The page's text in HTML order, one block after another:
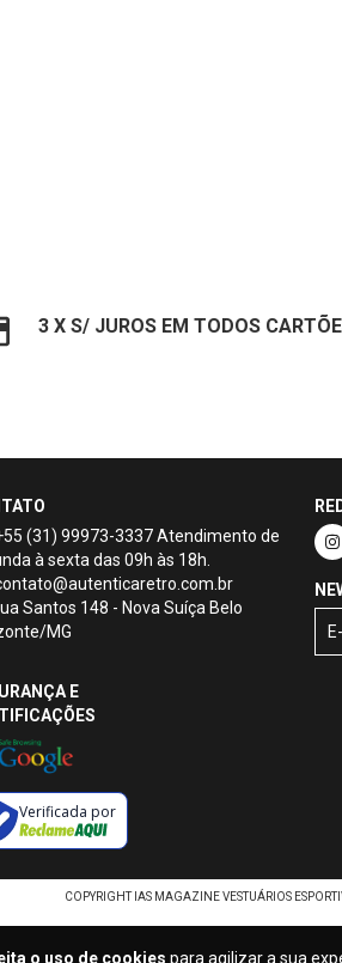
o uso de cookies para agilizar a sua
3 X S/ JUROS EM TODOS
(31) 99973-3337
Santos 148 - Nova Suíça Belo
MG
E
Verificada por
COPYRIGHT IAS MAGAZINE VESTUÁRIOS